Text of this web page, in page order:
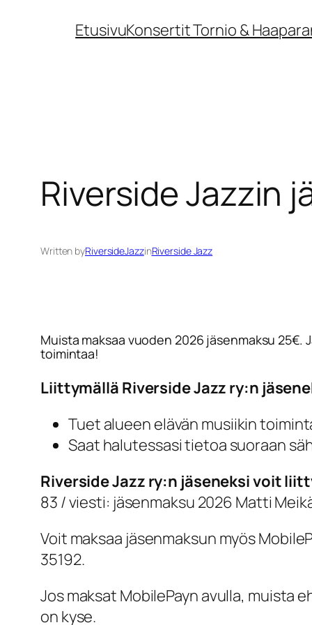
EtusivuKonsertit Tornio &
Riverside Jazzin
Written byRiversideJazzinRiverside Jazz
Muista maksaa vuoden 2026 jäsenmaksu
toimintaa!
Liittymällä Riverside Jazz ry:n
Tuet alueen elävän musiikin
Saat halutessasi tietoa suoraan
Riverside Jazz ry:n jäseneksi voit
83 / viesti: jäsenmaksu 2026 Matti
Voit maksaa jäsenmaksun myös
35192.
Jos maksat MobilePayn avulla,
on kyse.